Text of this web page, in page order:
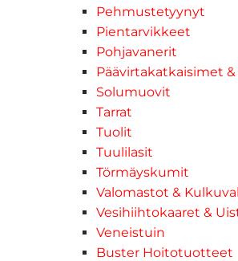
Pehmustetyynyt
Pientarvikkeet
Pohjavanerit
Päävirtakatkaisimet
Solumuovit
Tarrat
Tuolit
Tuulilasit
Törmäyskumit
Valomastot &
Vesihiihtokaaret &
Veneistuin
Buster Hoitotuotteet